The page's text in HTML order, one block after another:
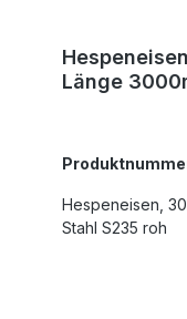
Länge
Hespeneisen,
Stahl S235 roh